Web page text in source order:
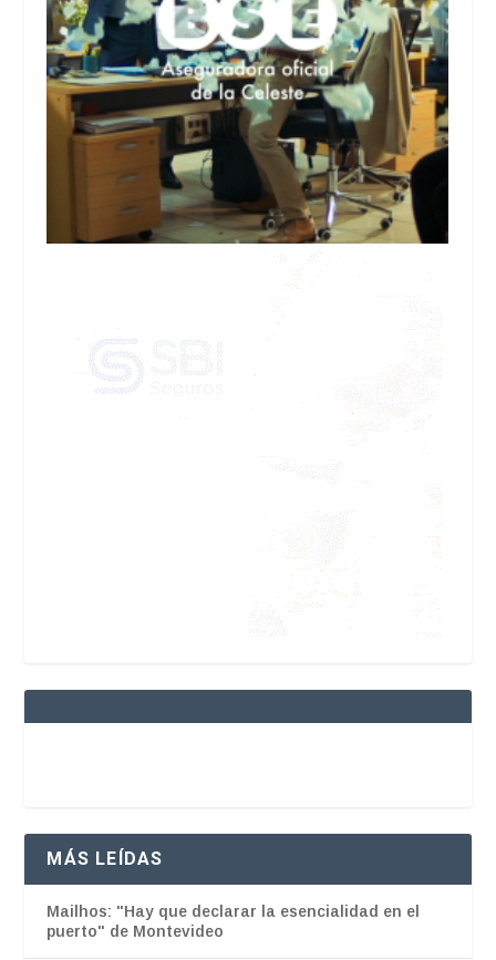
MÁS LEÍDAS
Mailhos: "Hay que declarar la esencialidad en el
puerto" de Montevideo